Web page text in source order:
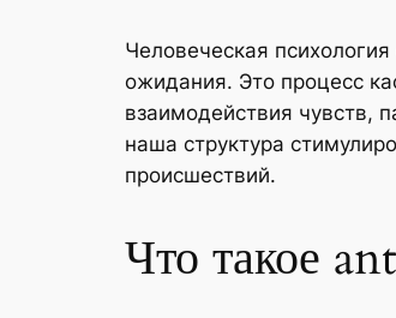
Человеческая
ожидания. Это процесс
взаимодействия чувств,
наша структура
происшествий.
Что такое